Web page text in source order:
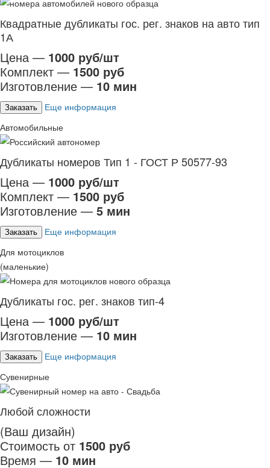
Квадратные дубликаты гос. рег. знаков на авто тип
1А
Цена — 1000 руб/шт
Комплект — 1500 руб
Изготовление — 10 мин
Заказать
Еще информация
Автомобильные
Дубликаты номеров Тип 1 - ГОСТ Р 50577-93
Цена — 1000 руб/шт
Комплект — 1500 руб
Изготовление — 5 мин
Заказать
Еще информация
Для мотоциклов
(маленькие)
Дубликаты гос. рег. знаков тип-4
Цена — 1000 руб/шт
Изготовление — 10 мин
Заказать
Еще информация
Сувенирные
Любой сложности
(Ваш дизайн)
Стоимость от 1500 руб
Время — 10 мин